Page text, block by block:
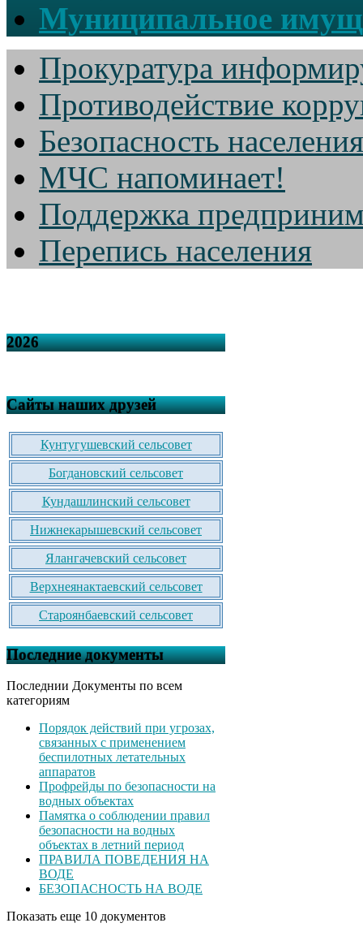
Муниципальное
Прокуратура
Противодействие
Безопасность населения
МЧС напоминает!
Поддержка
Перепись населения
2026
Сайты наших друзей
Кунтугушевский сельсовет
Богдановский сельсовет
Кундашлинский сельсовет
Нижнекарышевский сельсовет
Ялангачевский сельсовет
Верхнеянактаевский сельсовет
Староянбаевский сельсовет
Последние документы
Последнии Документы по всем
категориям
Порядок действий при угрозах,
связанных с применением
беспилотных летательных
аппаратов
Профрейды по безопасности на
водных объектах
Памятка о соблюдении правил
безопасности на водных
объектах в летний период
ПРАВИЛА ПОВЕДЕНИЯ НА
ВОДЕ
БЕЗОПАСНОСТЬ НА ВОДЕ
Показать еще 10 документов